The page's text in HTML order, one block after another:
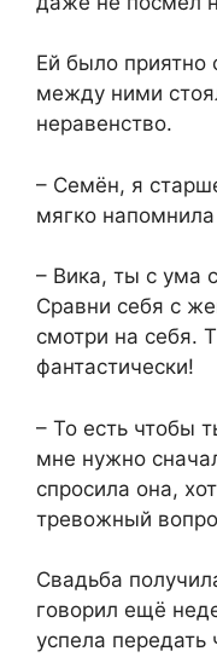
Ей было приятно
между ними
неравенство.
– Семён, я
мягко
– Вика, ты с ума
Сравни себя с
смотри на себя.
фантастически!
– То есть чтобы
мне нужно
спросила она,
тревожный
Свадьба
говорил ещё
успела передать